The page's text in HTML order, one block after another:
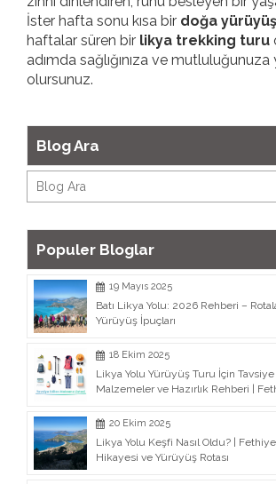
İster hafta sonu kısa bir doğa
haftalar süren bir likya trekking turu
adımda sağlığınıza ve mutluluğunuza
olursunuz.
Blog Ara
Populer Bloglar
19 Mayıs 2025
Batı Likya Yolu: 2026 Rehberi –
Yürüyüş İpuçları
18 Ekim 2025
Likya Yolu Yürüyüş Turu İçin Tavsiye
Malzemeler ve Hazırlık Rehberi |
20 Ekim 2025
Likya Yolu Keşfi Nasıl Oldu? |
Hikayesi ve Yürüyüş Rotası